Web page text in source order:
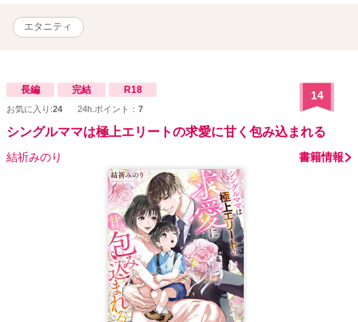
エタニティ
長編 完結 R18
お気に入り:24 24h.ポイント： 7
14
シングルママは極上エリートの求愛に甘く包み込まれる
結祈みのり 書籍情報